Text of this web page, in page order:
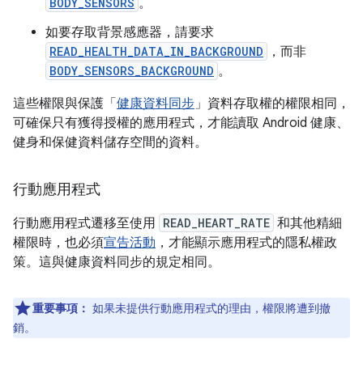
如要存取背景感應器，請要求
READ_HEALTH_DATA_IN_BACKGROUND ，而非
BODY_SENSORS_BACKGROUND 。
這些權限與保護「健康資料同步 」資料存取權的權限相同，
可確保只有獲得授權的應用程式，才能讀取 Android 健康、
健身和保健資料儲存空間的資料。
行動應用程式
行動應用程式遷移至使用 READ_HEART_RATE 和其他精細
權限時，也必須宣告活動 ，才能顯示應用程式的隱私權政
策。這與健康資料同步的規定相同。
重要事項： 如果未提供行動應用程式的理由，權限將遭到撤
銷。